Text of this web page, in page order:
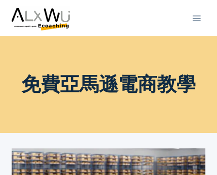
Skip
免費亞馬遜電商教學